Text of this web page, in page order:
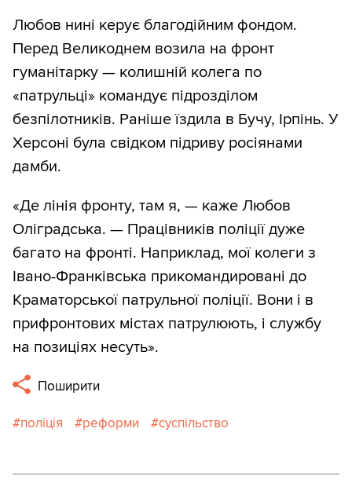
Любов нині керує благодійним фондом.
Перед Великоднем возила на фронт
гуманітарку — колишній колега по
«патрульці» командує підрозділом
безпілотників. Раніше їздила в Бучу, Ірпінь. У
Херсоні була свідком підриву росіянами
дамби.
«Де лінія фронту, там я, — каже Любов
Оліградська. — Працівників поліції дуже
багато на фронті. Наприклад, мої колеги з
Івано-Франківська прикомандировані до
Краматорської патрульної поліції. Вони і в
прифронтових містах патрулюють, і службу
на позиціях несуть».
Поширити
поліція реформи суспільство